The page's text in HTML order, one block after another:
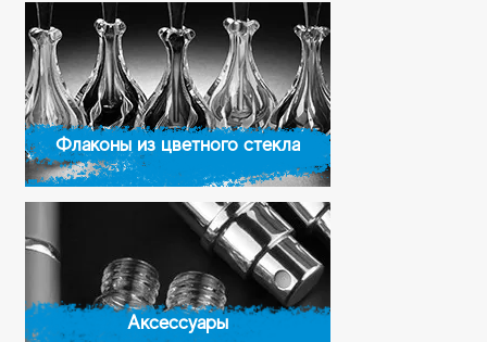
Флаконы из цветного стекла
Аксессуары